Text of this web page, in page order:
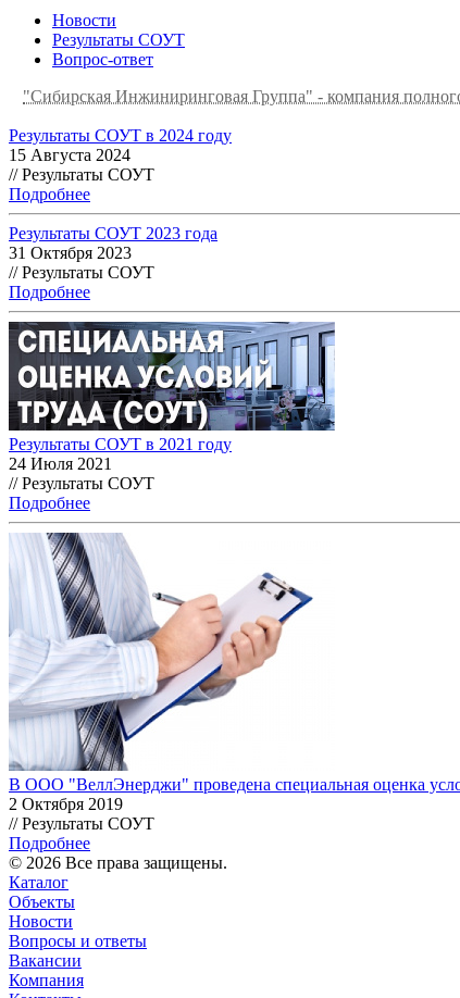
Новости
Результаты СОУТ
Вопрос-ответ
"Сибирская Инжиниринговая Группа" - компания
Результаты СОУТ в 2024 году
15 Августа 2024
// Результаты СОУТ
Подробнее
Результаты СОУТ 2023 года
31 Октября 2023
// Результаты СОУТ
Подробнее
Результаты СОУТ в 2021 году
24 Июля 2021
// Результаты СОУТ
Подробнее
В ООО "ВеллЭнерджи" проведена специальная оценка
2 Октября 2019
// Результаты СОУТ
Подробнее
© 2026 Все права защищены.
Каталог
Объекты
Новости
Вопросы и ответы
Вакансии
Компания